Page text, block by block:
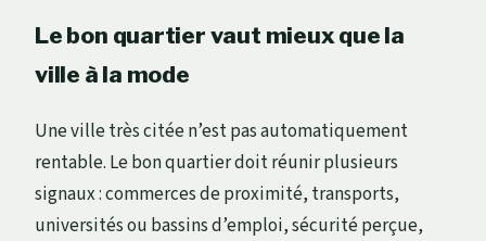
Le bon quartier vaut mieux que la
ville à la mode
Une ville très citée n’est pas automatiquement
rentable. Le bon quartier doit réunir plusieurs
signaux : commerces de proximité, transports,
universités ou bassins d’emploi, sécurité perçue,